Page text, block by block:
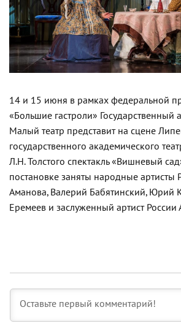
14 и 15 июня в рамках федеральной
«Большие гастроли» Государственный
Малый театр представит на сцене
государственного академического
Л.Н. Толстого спектакль «Вишневый
постановке заняты народные артисты
Аманова, Валерий Бабятинский, Юрий
Еремеев и заслуженный артист России